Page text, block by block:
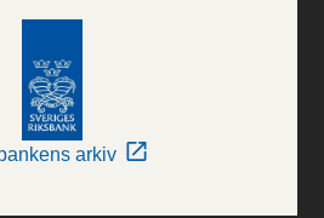
arkiv